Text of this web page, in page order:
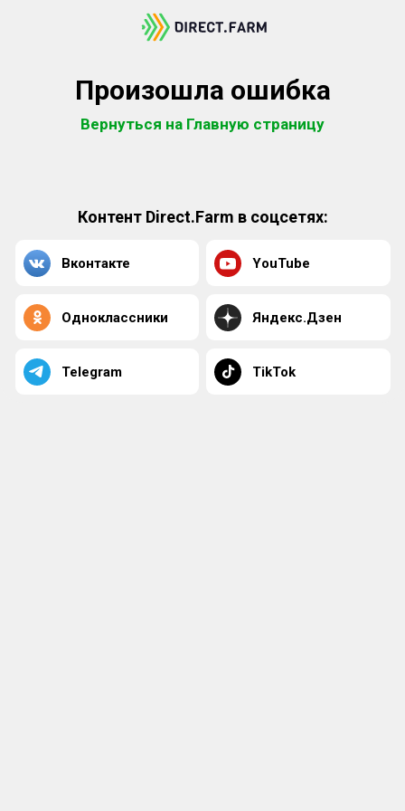
Произошла ошибка
Вернуться на Главную страницу
Контент Direct.Farm в соцсетях:
Вконтакте YouTube
Одноклассники Яндекс.Дзен
Telegram TikTok